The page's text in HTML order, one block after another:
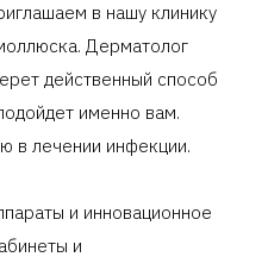
в нашу клинику
Дерматолог
действенный способ
именно вам.
в лечении инфекции.
и инновационное
и